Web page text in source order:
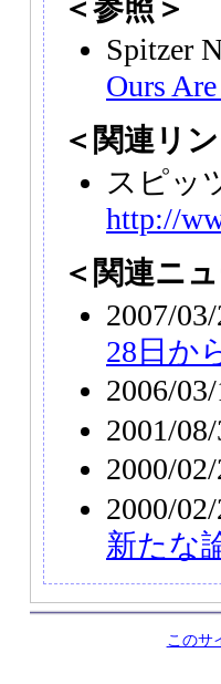
＜参照＞
Spitzer
Ours
＜関連リ
スピッ
http://
＜関連ニ
2007/
28日か
2006/
2001/
2000/
2000/
新たな
このサ